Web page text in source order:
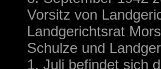
Vorsitz von
Landgerichtsrat
Schulze und
1. Juli befindet sich